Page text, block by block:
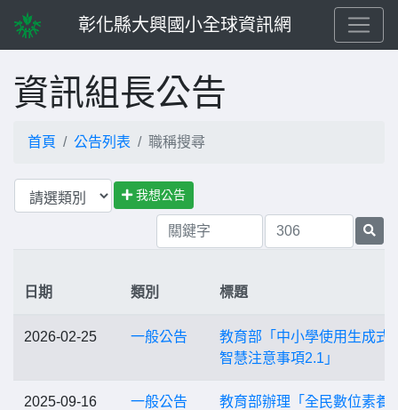
彰化縣大興國小全球資訊網
資訊組長公告
首頁 公告列表 職稱搜尋
我想公告
日期 類別 標題
2026-02-25 一般公告
教育部「中小學使用生成式
智慧注意事項2.1」
2025-09-16 一般公告
教育部辦理「全民數位素養